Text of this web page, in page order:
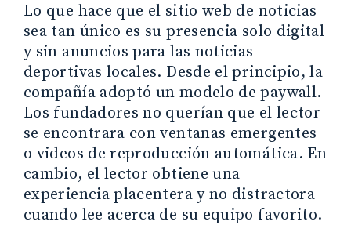
Lo que hace que el sitio web de noticias
sea tan único es su presencia solo digital
y sin anuncios para las noticias
deportivas locales. Desde el principio, la
compañía adoptó un modelo de paywall.
Los fundadores no querían que el lector
se encontrara con ventanas emergentes
o videos de reproducción automática. En
cambio, el lector obtiene una
experiencia placentera y no distractora
cuando lee acerca de su equipo favorito.